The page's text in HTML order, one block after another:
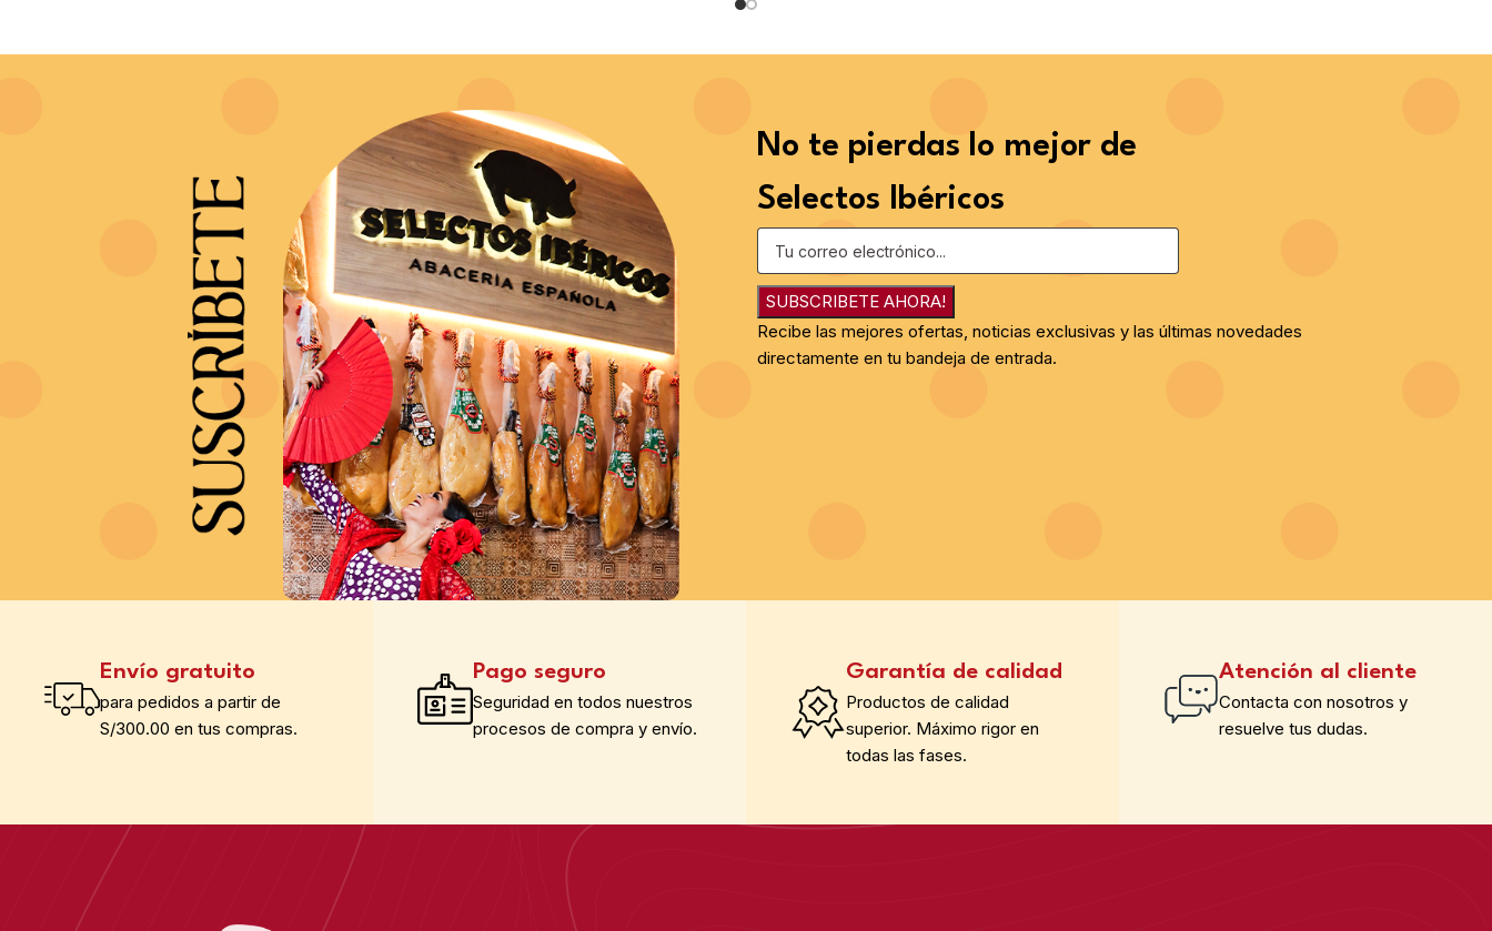
No te pierdas lo mejor de
Selectos Ibéricos
SUBSCRIBETE AHORA!
Recibe las mejores ofertas, noticias exclusivas y las últimas novedades
directamente en tu bandeja de entrada.
Envío gratuito
para pedidos a partir de
S/300.00 en tus compras.
Pago seguro
Seguridad en todos nuestros
procesos de compra y envío.
Garantía de calidad
Productos de calidad
superior. Máximo rigor en
todas las fases.
Atención al cliente
Contacta con nosotros y
resuelve tus dudas.